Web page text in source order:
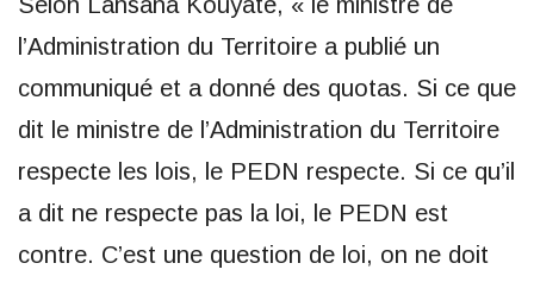
l’Administration du Territoire a publié un
communiqué et a donné des quotas. Si ce que
dit le ministre de l’Administration du Territoire
respecte les lois, le PEDN respecte. Si ce qu’il
a dit ne respecte pas la loi, le PEDN est
contre. C’est une question de loi, on ne doit